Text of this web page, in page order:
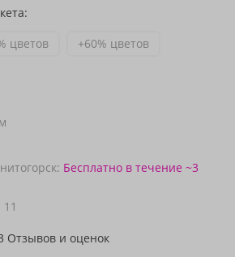
цветов +60% цветов
Бесплатно в течение ~3
11
Отзывов и оценок